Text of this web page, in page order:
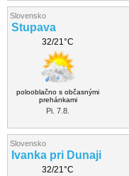
Slovensko
Stupava
32/21°C
polooblačno s občasnými
prehánkami
Pi. 7.8.
Slovensko
Ivanka pri Dunaji
32/21°C